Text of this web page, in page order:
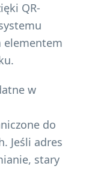
QR-
elementem
w
do
Jeśli adres
stary